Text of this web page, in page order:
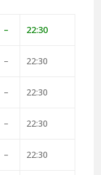
– 22:30
– 22:30
– 22:30
– 22:30
– 22:30